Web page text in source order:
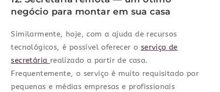
negócio para montar em sua casa
Similarmente, hoje, com a ajuda de recursos
tecnológicos, é possível oferecer o serviço de
secretária realizado a partir de casa.
Frequentemente, o serviço é muito requisitado por
pequenas e médias empresas e profissionais